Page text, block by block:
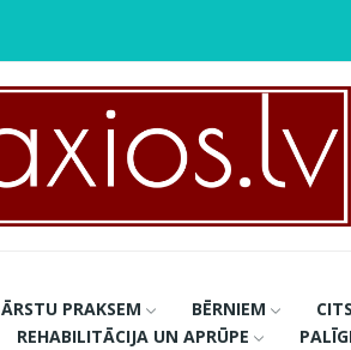
ĀRSTU PRAKSEM BĒRNIEM CITS
REHABILITĀCIJA UN APRŪPE